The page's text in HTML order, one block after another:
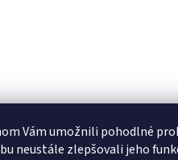
Vám umožnili pohodlné
neustále zlepšovali jeho